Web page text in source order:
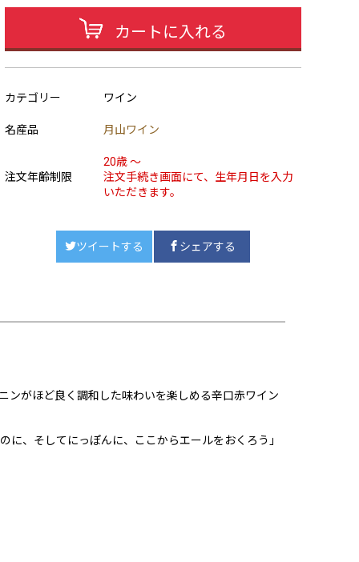
カートに入れる
カテゴリー ワイン
名産品 月山ワイン
注文年齢制限
20歳 ～
注文手続き画面にて、生年月日を入力
いただきます。
ツイートする シェアする
ンがほど良く調和した味わいを楽しめる辛口赤ワイン
、そしてにっぽんに、ここからエールをおくろう」